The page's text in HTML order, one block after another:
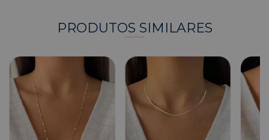
PRODUTOS SIMILARES